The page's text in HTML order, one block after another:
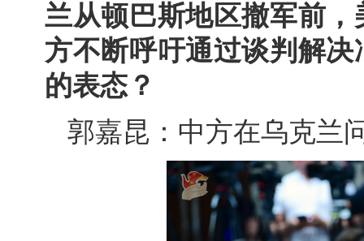
兰从顿巴斯地区撤军前
方不断呼吁通过谈判解
的表态？
郭嘉昆：中方在乌克兰